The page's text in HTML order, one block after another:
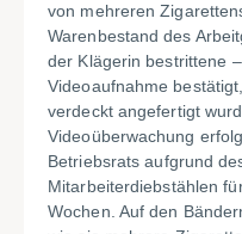
von mehreren
Warenbestand des
der Klägerin bestrittene
Videoaufnahme
verdeckt angefertigt
Videoüberwachung
Betriebsrats aufgrund
Mitarbeiterdiebstählen
Wochen. Auf den